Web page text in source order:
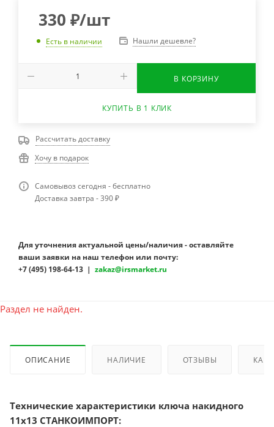
330 ₽/шт
Есть в наличии Нашли дешевле?
В КОРЗИНУ
КУПИТЬ В 1 КЛИК
Рассчитать доставку
Хочу в подарок
Самовывоз сегодня - бесплатно
Доставка завтра - 390 ₽
Для уточнения актуальной цены/наличия - оставляйте
ваши заявки на наш телефон или почту:
+7 (495) 198-64-13 | zakaz@irsmarket.ru
Раздел не найден.
ОПИСАНИЕ НАЛИЧИЕ ОТЗЫВЫ КАК
Технические характеристики ключа накидного
11х13 СТАНКОИМПОРТ: